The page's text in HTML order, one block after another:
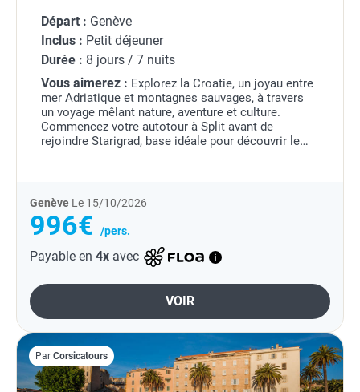
Départ : Genève
Inclus : Petit déjeuner
Durée : 8 jours / 7 nuits
Vous aimerez : Explorez la Croatie, un joyau entre
mer Adriatique et montagnes sauvages, à travers
un voyage mêlant nature, aventure et culture.
Commencez votre autotour à Split avant de
rejoindre Starigrad, base idéale pour découvrir le
Genève Le 15/10/2026
996€ /pers.
Payable en 4x avec
VOIR
Par Corsicatours